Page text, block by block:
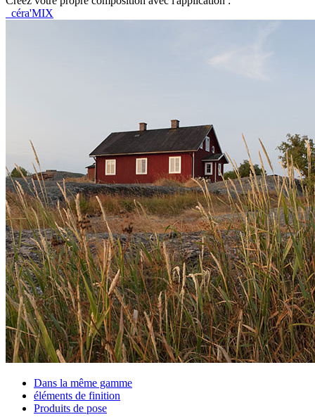
céra'MIX
Dans la même gamme
éléments de finition
Produits de pose